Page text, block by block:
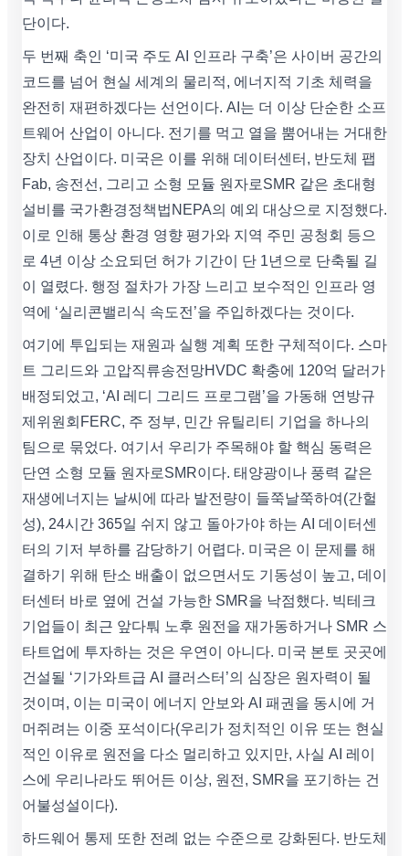
단이다.
두 번째 축인 ‘미국 주도 AI 인프라 구축’은 사이버 공간의
코드를 넘어 현실 세계의 물리적, 에너지적 기초 체력을
완전히 재편하겠다는 선언이다. AI는 더 이상 단순한 소프
트웨어 산업이 아니다. 전기를 먹고 열을 뿜어내는 거대한
장치 산업이다. 미국은 이를 위해 데이터센터, 반도체 팹
Fab, 송전선, 그리고 소형 모듈 원자로SMR 같은 초대형
설비를 국가환경정책법NEPA의 예외 대상으로 지정했다.
이로 인해 통상 환경 영향 평가와 지역 주민 공청회 등으
로 4년 이상 소요되던 허가 기간이 단 1년으로 단축될 길
이 열렸다. 행정 절차가 가장 느리고 보수적인 인프라 영
역에 ‘실리콘밸리식 속도전’을 주입하겠다는 것이다.
여기에 투입되는 재원과 실행 계획 또한 구체적이다. 스마
트 그리드와 고압직류송전망HVDC 확충에 120억 달러가
배정되었고, ‘AI 레디 그리드 프로그램’을 가동해 연방규
제위원회FERC, 주 정부, 민간 유틸리티 기업을 하나의
팀으로 묶었다. 여기서 우리가 주목해야 할 핵심 동력은
단연 소형 모듈 원자로SMR이다. 태양광이나 풍력 같은
재생에너지는 날씨에 따라 발전량이 들쭉날쭉하여(간헐
성), 24시간 365일 쉬지 않고 돌아가야 하는 AI 데이터센
터의 기저 부하를 감당하기 어렵다. 미국은 이 문제를 해
결하기 위해 탄소 배출이 없으면서도 기동성이 높고, 데이
터센터 바로 옆에 건설 가능한 SMR을 낙점했다. 빅테크
기업들이 최근 앞다퉈 노후 원전을 재가동하거나 SMR 스
타트업에 투자하는 것은 우연이 아니다. 미국 본토 곳곳에
건설될 ‘기가와트급 AI 클러스터’의 심장은 원자력이 될
것이며, 이는 미국이 에너지 안보와 AI 패권을 동시에 거
머쥐려는 이중 포석이다(우리가 정치적인 이유 또는 현실
적인 이유로 원전을 다소 멀리하고 있지만, 사실 AI 레이
스에 우리나라도 뛰어든 이상, 원전, SMR을 포기하는 건
어불성설이다).
하드웨어 통제 또한 전례 없는 수준으로 강화된다. 반도체